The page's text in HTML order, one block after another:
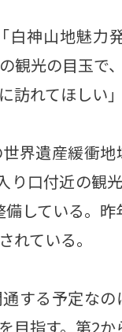
神山地魅力
観光の目玉で
訪れてほしい」
界遺産緩衝
り口付近の観
している。
れている。
する予定な
目指す。第2